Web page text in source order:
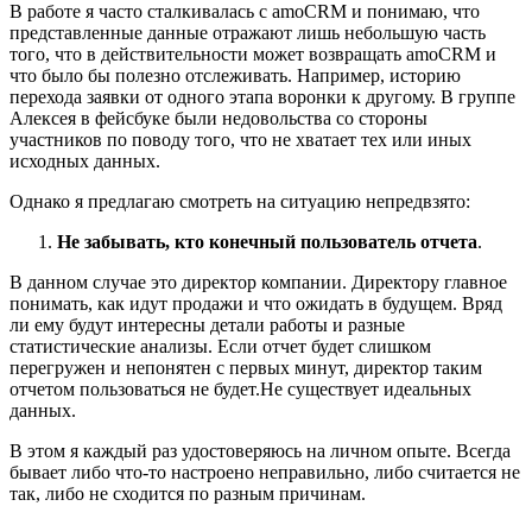
В работе я часто сталкивалась с amoCRM и понимаю, что
представленные данные отражают лишь небольшую часть
того, что в действительности может возвращать amoCRM и
что было бы полезно отслеживать. Например, историю
перехода заявки от одного этапа воронки к другому. В группе
Алексея в фейсбуке были недовольства со стороны
участников по поводу того, что не хватает тех или иных
исходных данных.
Однако я предлагаю смотреть на ситуацию непредвзято:
Не забывать, кто конечный пользователь отчета.
В данном случае это директор компании. Директору главное
понимать, как идут продажи и что ожидать в будущем. Вряд
ли ему будут интересны детали работы и разные
статистические анализы. Если отчет будет слишком
перегружен и непонятен с первых минут, директор таким
отчетом пользоваться не будет.Не существует идеальных
данных.
В этом я каждый раз удостоверяюсь на личном опыте. Всегда
бывает либо что-то настроено неправильно, либо считается не
так, либо не сходится по разным причинам.